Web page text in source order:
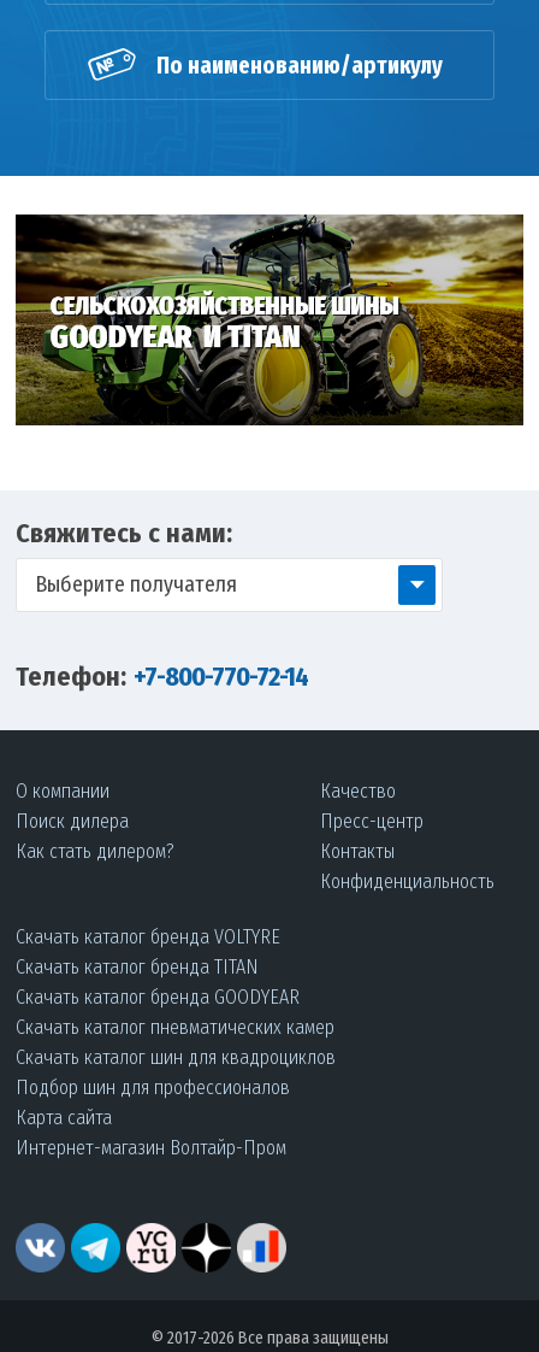
По наименованию/артикулу
Свяжитесь с нами:
Выберите получателя
Телефон: +7-800-770-72-14
О компании
Поиск дилера
Как стать дилером?
Качество
Пресс-центр
Контакты
Конфиденциальность
Скачать каталог бренда VOLTYRE
Скачать каталог бренда TITAN
Скачать каталог бренда GOODYEAR
Скачать каталог пневматических камер
Скачать каталог шин для квадроциклов
Подбор шин для профессионалов
Карта сайта
Интернет-магазин Волтайр-Пром
© 2017-2026 Все права защищены